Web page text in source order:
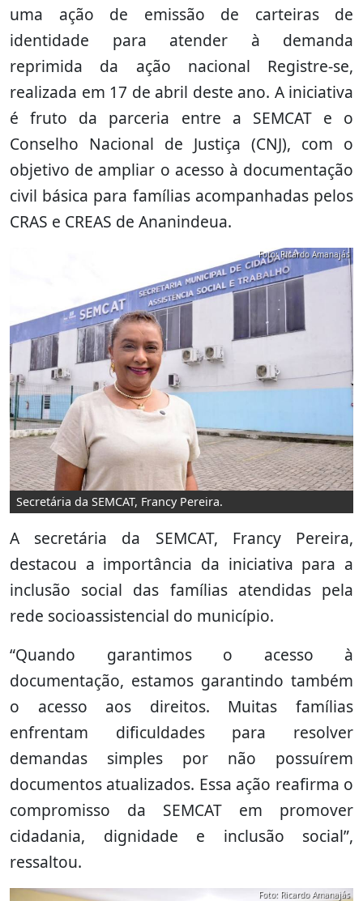
uma ação de emissão de carteiras de
identidade para atender à demanda
reprimida da ação nacional Registre-se,
realizada em 17 de abril deste ano. A iniciativa
é fruto da parceria entre a SEMCAT e o
Conselho Nacional de Justiça (CNJ), com o
objetivo de ampliar o acesso à documentação
civil básica para famílias acompanhadas pelos
CRAS e CREAS de Ananindeua.
Secretária da SEMCAT, Francy Pereira.
Foto: Ricardo Amanajás
A secretária da SEMCAT, Francy Pereira,
destacou a importância da iniciativa para a
inclusão social das famílias atendidas pela
rede socioassistencial do município.
“Quando garantimos o acesso à
documentação, estamos garantindo também
o acesso aos direitos. Muitas famílias
enfrentam dificuldades para resolver
demandas simples por não possuírem
documentos atualizados. Essa ação reafirma o
compromisso da SEMCAT em promover
cidadania, dignidade e inclusão social”,
ressaltou.
Foto: Ricardo Amanajás